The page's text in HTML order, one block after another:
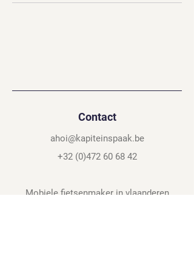
Contact
ahoi@kapiteinspaak.be
+32 (0)472 60 68 42
Mobiele fietsenmaker in vlaanderen